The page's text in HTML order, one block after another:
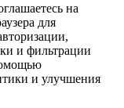
на
для
и фильтрации
и улучшения